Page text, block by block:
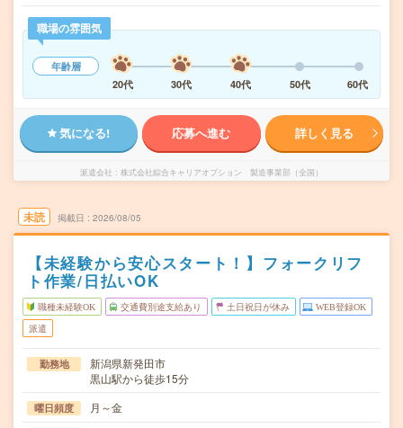
職場の雰囲気
年齢層
20代
30代 40代 50代 60代
気になる! 応募へ進む 詳しく見る
派遣会社 株式会社綜合キャリアオプション 製造事業部（全国）
未読 掲載日 2026/08/05
【未経験から安心スタート！】フォークリフ
ト作業/日払いOK
職種未経験OK 交通費別途支給あり 土日祝日が休み WEB登録OK
派遣
勤務地
新潟県新発田市
黒山駅から徒歩15分
曜日頻度 月～金